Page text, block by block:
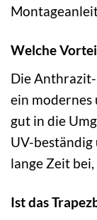
Welche
Die
ein modernes
gut in die
UV-
lange Zeit
Ist das